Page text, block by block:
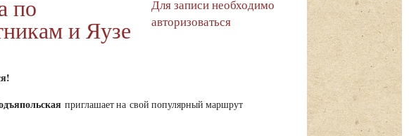
по
и Яузе
Для записи необходимо
авторизоваться
приглашает на свой популярный маршрут